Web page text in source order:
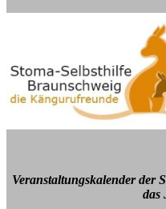
Veranstaltungskalender der
das